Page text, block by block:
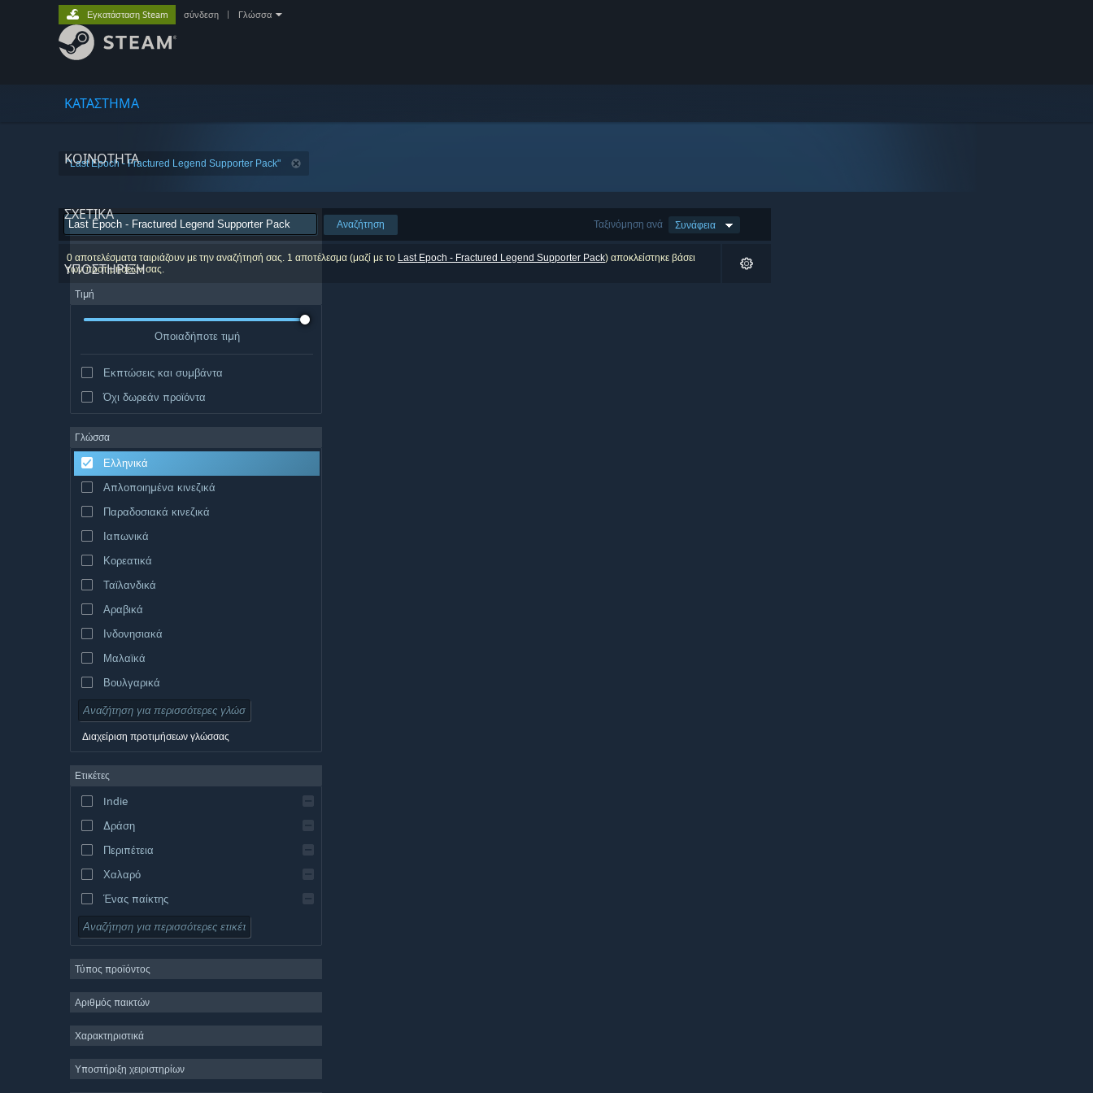
ΚΑΤΑΣΤΗΜΑ
ΚΟΙΝΟΤΗΤΑ
ΣΧΕΤΙΚΆ
ΥΠΟΣΤΗΡΙΞΗ
Εγκατάσταση Steam σύνδεση Γλώσσα
"Last Epoch - Fractured Legend Supporter Pack"
Ταξινόμηση ανά Συνάφεια
Αναζήτηση
0 αποτελέσματα ταιριάζουν με την αναζήτησή σας. 1 αποτέλεσμα (μαζί με το Last Epoch - Fractured Legend Supporter Pack) αποκλείστηκε βάσει
των προτιμήσεών σας.
Τιμή
Οποιαδήποτε τιμή
Εκπτώσεις και συμβάντα
Όχι δωρεάν προϊόντα
Γλώσσα
Ελληνικά
Απλοποιημένα κινεζικά
Παραδοσιακά κινεζικά
Ιαπωνικά
Κορεατικά
Ταϊλανδικά
Αραβικά
Ινδονησιακά
Μαλαϊκά
Βουλγαρικά
Τσεχικά
Δανικά
Αγγλικά
Ισπανικά – Ισπανία
Ισπανικά – Λατινική Αμερική
Διαχείριση προτιμήσεων γλώσσας
Ετικέτες
Indie
Δράση
Περιπέτεια
Χαλαρό
Ένας παίκτης
Προσομοίωση
Στρατηγική
2D
3D
Δωρεάν για παίξιμο
Τύπος προϊόντος
Αριθμός παικτών
Χαρακτηριστικά
Υποστήριξη χειριστηρίων